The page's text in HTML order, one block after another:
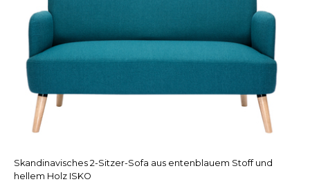
Skandinavisches 2-Sitzer-Sofa aus entenblauem Stoff und
hellem Holz ISKO